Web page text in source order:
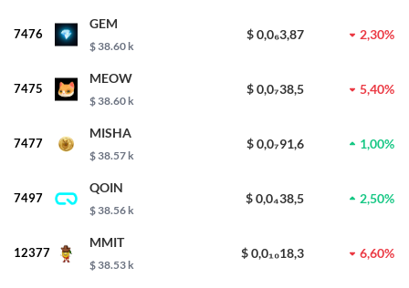
7476
GEM
$ 38.60 k
$ 0,0₆3,87 2,30%
7475
MEOW
$ 38.60 k
$ 0,0₇38,5 5,40%
7477
MISHA
$ 38.57 k
$ 0,0₇91,6 1,00%
7497
QOIN
$ 38.56 k
$ 0,0₄38,5 2,50%
12377
MMIT
$ 38.53 k
$ 0,0₁₀18,3 6,60%